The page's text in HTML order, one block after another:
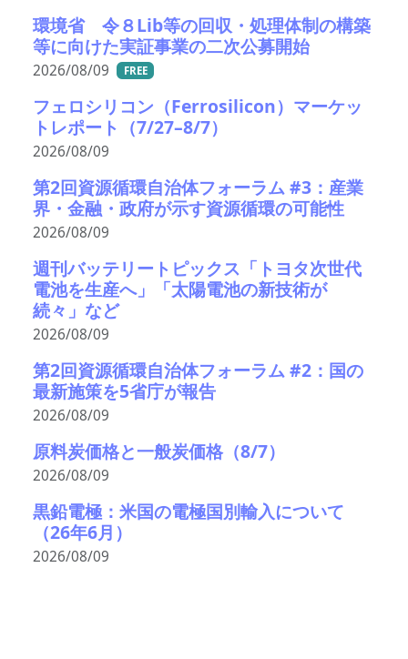
環境省 令８Lib等の回収・処理体制の構築
等に向けた実証事業の二次公募開始
2026/08/09 FREE
フェロシリコン（Ferrosilicon）マーケッ
トレポート（7/27–8/7）
2026/08/09
第2回資源循環自治体フォーラム #3：産業
界・金融・政府が示す資源循環の可能性
2026/08/09
週刊バッテリートピックス「トヨタ次世代
電池を生産へ」「太陽電池の新技術が
続々」など
2026/08/09
第2回資源循環自治体フォーラム #2：国の
最新施策を5省庁が報告
2026/08/09
原料炭価格と一般炭価格（8/7）
2026/08/09
黒鉛電極：米国の電極国別輸入について
（26年6月）
2026/08/09